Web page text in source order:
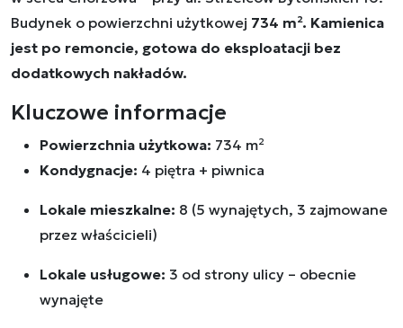
Budynek o powierzchni użytkowej 734 m². Kamienica
jest po remoncie, gotowa do eksploatacji bez
dodatkowych nakładów.
Kluczowe informacje
Powierzchnia użytkowa: 734 m²
Kondygnacje: 4 piętra + piwnica
Lokale mieszkalne: 8 (5 wynajętych, 3 zajmowane
przez właścicieli)
Lokale usługowe: 3 od strony ulicy – obecnie
wynajęte